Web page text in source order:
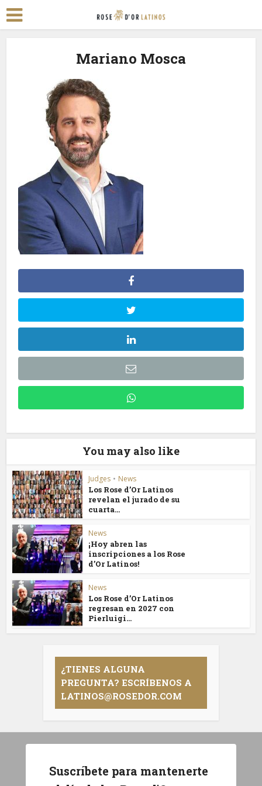
Mariano Mosca
You may also like
Judges • News
Los Rose d’Or Latinos
revelan el jurado de su
cuarta...
News
¡Hoy abren las
inscripciones a los Rose
d’Or Latinos!
News
Los Rose d’Or Latinos
regresan en 2027 con
Pierluigi...
¿TIENES ALGUNA
PREGUNTA? ESCRÍBENOS A
LATINOS@ROSEDOR.COM
Suscríbete para mantenerte